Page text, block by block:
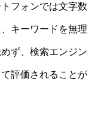
フォンでは文字数
キーワードを無理
ず、検索エンジン
評価されることが